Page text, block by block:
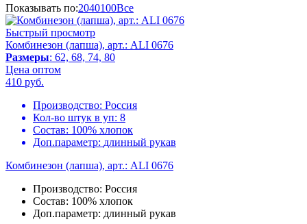
Показывать по:2040100Все
Быстрый просмотр
Комбинезон (лапша), арт.: ALI 0676
Размеры: 62, 68, 74, 80
Цена оптом
410 руб.
Производство: Россия
Кол-во штук в уп: 8
Состав: 100% хлопок
Доп.параметр: длинный рукав
Комбинезон (лапша), арт.: ALI 0676
Производство: Россия
Состав: 100% хлопок
Доп.параметр: длинный рукав